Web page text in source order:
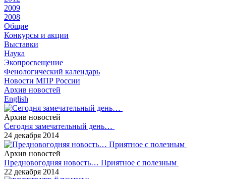
2009
2008
Общие
Конкурсы и акции
Выставки
Наука
Экопросвещение
Фенологический календарь
Новости МПР России
Архив новостей
English
Архив новостей
Сегодня замечательный день…
24 декабря 2014
Архив новостей
Предновогодняя новость… Приятное с полезным
22 декабря 2014